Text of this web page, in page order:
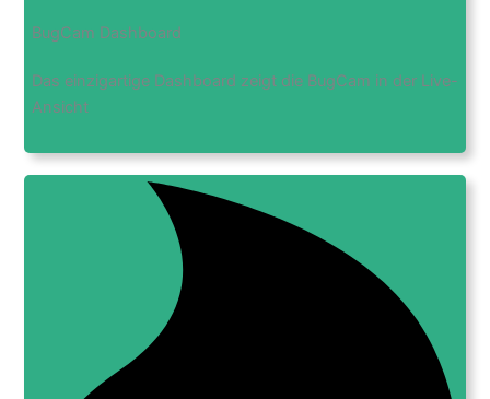
BugCam Dashboard
Das einzigartige Dashboard zeigt die BugCam in der Live-
Ansicht